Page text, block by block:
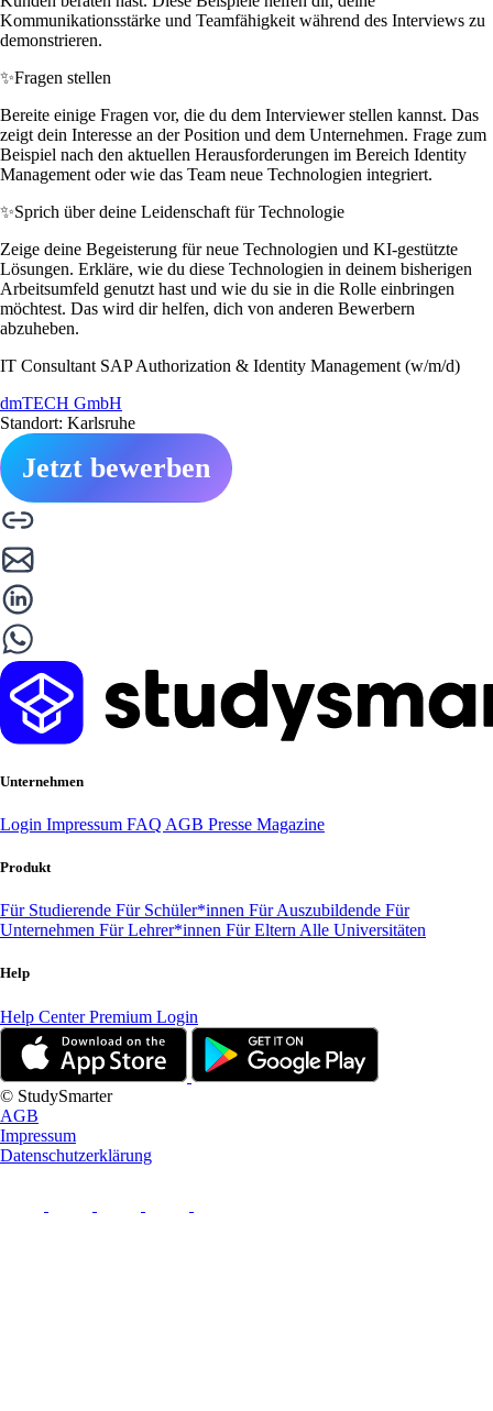
Kommunikationsstärke und Teamfähigkeit während des Interviews zu
demonstrieren.
✨Fragen stellen
Bereite einige Fragen vor, die du dem Interviewer stellen kannst. Das
zeigt dein Interesse an der Position und dem Unternehmen. Frage zum
Beispiel nach den aktuellen Herausforderungen im Bereich Identity
Management oder wie das Team neue Technologien integriert.
✨Sprich über deine Leidenschaft für Technologie
Zeige deine Begeisterung für neue Technologien und KI-gestützte
Lösungen. Erkläre, wie du diese Technologien in deinem bisherigen
Arbeitsumfeld genutzt hast und wie du sie in die Rolle einbringen
möchtest. Das wird dir helfen, dich von anderen Bewerbern
abzuheben.
IT Consultant SAP Authorization & Identity Management (w/m/d)
dmTECH GmbH
Standort: Karlsruhe
Jetzt bewerben
Unternehmen
Login Impressum FAQ AGB Presse Magazine
Produkt
Für Studierende Für Schüler*innen Für Auszubildende Für
Unternehmen Für Lehrer*innen Für Eltern Alle Universitäten
Help
Help CenterPremium Login
© StudySmarter
AGB
Impressum
Datenschutzerklärung